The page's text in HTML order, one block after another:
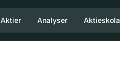
Aktier Analyser Aktieskola